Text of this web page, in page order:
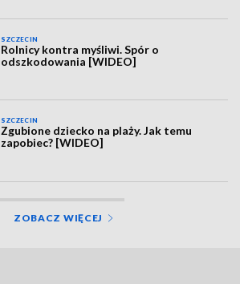
SZCZECIN
Rolnicy kontra myśliwi. Spór o
odszkodowania [WIDEO]
SZCZECIN
Zgubione dziecko na plaży. Jak temu
zapobiec? [WIDEO]
ZOBACZ WIĘCEJ